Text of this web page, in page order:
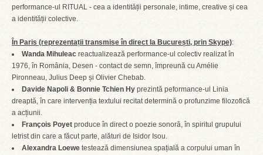
performance-ul RITUAL - cea a identității personale, intime, creative și cea
a identității colective.
În Paris (reprezentații transmise în direct la București, prin Skype):
Wanda Mihuleac reactualizează performance-ul colectiv realizat în
1976, în România, Desen - contact de semn, împreună cu Amélie
Pironneau, Julius Deep și Olivier Chebab.
Davide Napoli & Bonnie Tchien Hy prezintă peformance-ul Linia
dreaptă, în care intervenția textului recitat determină o profunzime filozofică
a acțiunii.
François Poyet produce în direct o poezie sonoră, în spiritul grupului
letrist din care a făcut parte, alături de Isidor Isou.
Alexandra Loewe testează dimensiunea spațială a corpului uman în